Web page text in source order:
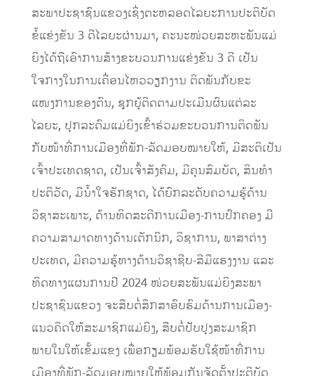
ສະພາປະຊາຊົນແຂວງເຊິ່ງຕະຫລອດໄລຍະການປະຕິບັດ
ຂໍ້ແຂ່ງຂັນ 3 ດີໄລຍະຜ່ານມາ, ຄະນະໜ່ວຍສະຫະພັນແມ່
ຍິງໄດ້ຖືເອົາການສ້າງຂະບວນການແຂ່ງຂັນ 3 ດີ ເປັນ
ໃຈກາງໃນການເຄື່ອນໄຫວວຽກງານ ຕິດພັນກັບຂະ
ແໜງການຂອງຕົນ, ຊຸກຍູ້ຕິດຕາມປະເມີນຜົນແຕ່ລະ
ໄລຍະ, ປຸກລະດົມແມ່ຍິງເຂົ້າຮ່ວມຂະບວນການຕິດພັນ
ກັບໜ້າທີ່ການເມືອງທີ່ພັກ-ລັດມອບໝາຍໃຫ້, ມີສະຕິເປັນ
ເຈົ້າປະເທດຊາດ, ເປັນເຈົ້າສັງຄົມ, ມີຄຸນສົມບັດ, ສິນທຳ
ປະຕິວັດ, ມີນ້ຳໃຈຮັກຊາດ, ໄດ້ຍົກລະດັບຄວາມຮູ້ດ້ານ
ວິຊາສະເພາະ, ດ້ານທິດສະດີການເມືອງ-ການປົກຄອງ ມີ
ຄວາມສາມາດທາງດ້ານເຕັກນິກ, ວິຊາການ, ພາສາຕ່າງ
ປະເທດ, ມີຄວາມຮູ້ທາງດ້ານວິຊາຊີບ-ສີມືແຮງງານ ແລະ
ທິດທາງແຜນການປີ 2024 ໜ່ວຍສະພັນແມ່ຍິງສະພາ
ປະຊາຊົນແຂວງ ຈະ​ສືບຕໍ່ສຶກສາ​ອົບຮົມ​ດ້ານ​ການ​ເມືອງ-​
ແນວ​ຄິດໃຫ້​ສະມາຊິກ​ແມ່ຍິງ, ​ສືບຕໍ່ປັບປຸງສະມາຊິກ
ພາຍໃນໃຫ້​ເຂັ້ມ​ແຂງ​ ເພື່ອ​ກຽມພ້ອມ​ຮັບ​ໃຊ້​ໜ້າ​ທີ່​ການ​